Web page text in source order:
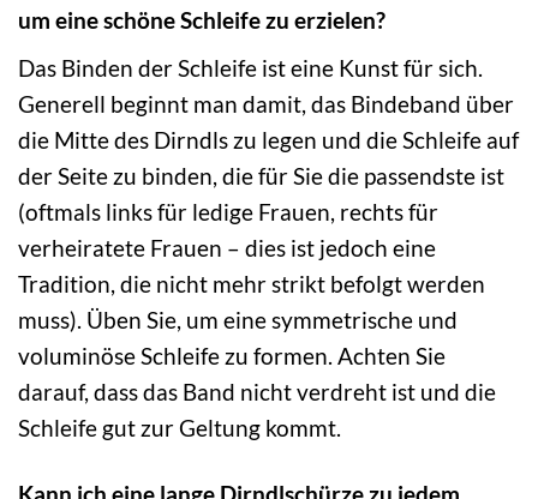
um eine schöne Schleife zu erzielen?
Das Binden der Schleife ist eine Kunst für sich.
Generell beginnt man damit, das Bindeband über
die Mitte des Dirndls zu legen und die Schleife auf
der Seite zu binden, die für Sie die passendste ist
(oftmals links für ledige Frauen, rechts für
verheiratete Frauen – dies ist jedoch eine
Tradition, die nicht mehr strikt befolgt werden
muss). Üben Sie, um eine symmetrische und
voluminöse Schleife zu formen. Achten Sie
darauf, dass das Band nicht verdreht ist und die
Schleife gut zur Geltung kommt.